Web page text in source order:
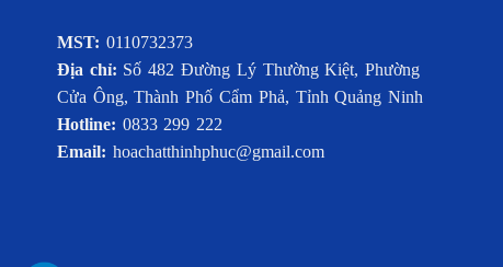
MST: 0110732373
Địa chỉ: Số 482 Đường Lý Thường Kiệt, Phường
Cửa Ông, Thành Phố Cẩm Phả, Tỉnh Quảng Ninh
Hotline: 0833 299 222
Email: hoachatthinhphuc@gmail.com